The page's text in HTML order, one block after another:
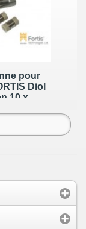
pour
Diol
10 x